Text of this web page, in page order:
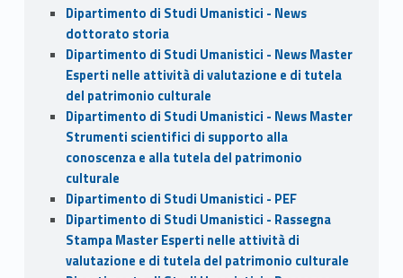
Dipartimento di Studi Umanistici - News
dottorato storia
Dipartimento di Studi Umanistici - News Master
Esperti nelle attività di valutazione e di tutela
del patrimonio culturale
Dipartimento di Studi Umanistici - News Master
Strumenti scientifici di supporto alla
conoscenza e alla tutela del patrimonio
culturale
Dipartimento di Studi Umanistici - PEF
Dipartimento di Studi Umanistici - Rassegna
Stampa Master Esperti nelle attività di
valutazione e di tutela del patrimonio culturale